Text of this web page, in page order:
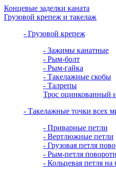
Концевые заделки каната
Грузовой крепеж и такелаж
- Грузовой крепеж
- Зажимы канатные
- Рым-болт
- Рым-гайка
- Такелажные скобы
- Талрепы
Трос
- Такелажные точки всех
- Приварные петли
- Вертлюжные петли
- Грузовая петля
- Рым-петля
- Кольцевая петля на